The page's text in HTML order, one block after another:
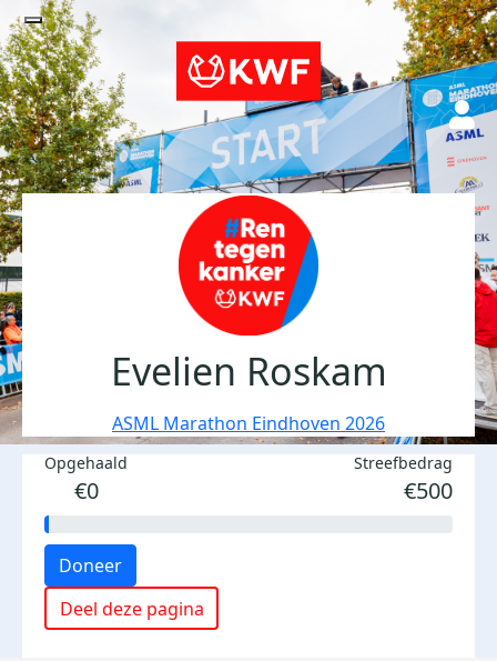
Evelien Roskam
ASML Marathon Eindhoven 2026
Opgehaald
€0
Streefbedrag
€500
Doneer
Deel deze pagina